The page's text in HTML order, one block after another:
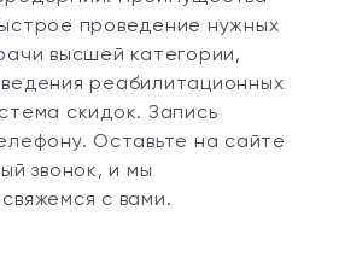
проведение нужных
высшей категории,
реабилитационных
скидок. Запись
Оставьте на сайте
звонок, и мы
с вами.